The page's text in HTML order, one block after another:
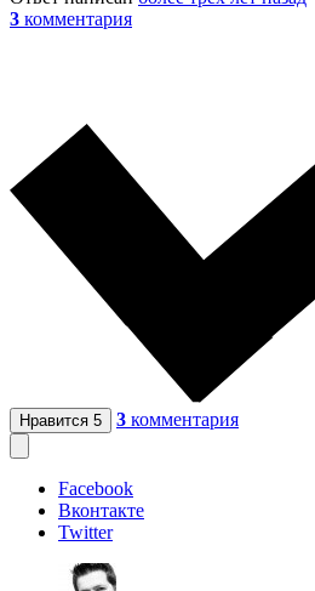
3 комментария
Нравится 5 3 комментария
Facebook
Вконтакте
Twitter